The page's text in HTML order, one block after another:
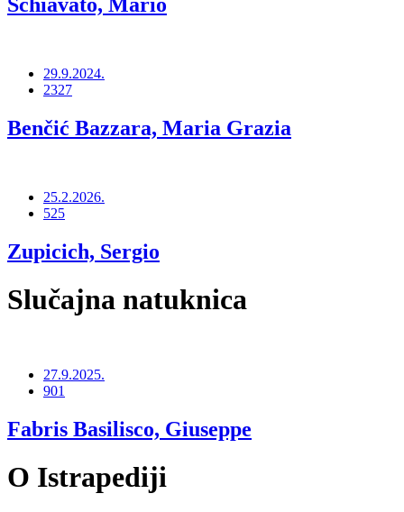
29.9.2024.
2327
Benčić Bazzara, Maria Grazia
25.2.2026.
525
Zupicich, Sergio
Slučajna natuknica
27.9.2025.
901
Fabris Basilisco, Giuseppe
O Istrapediji